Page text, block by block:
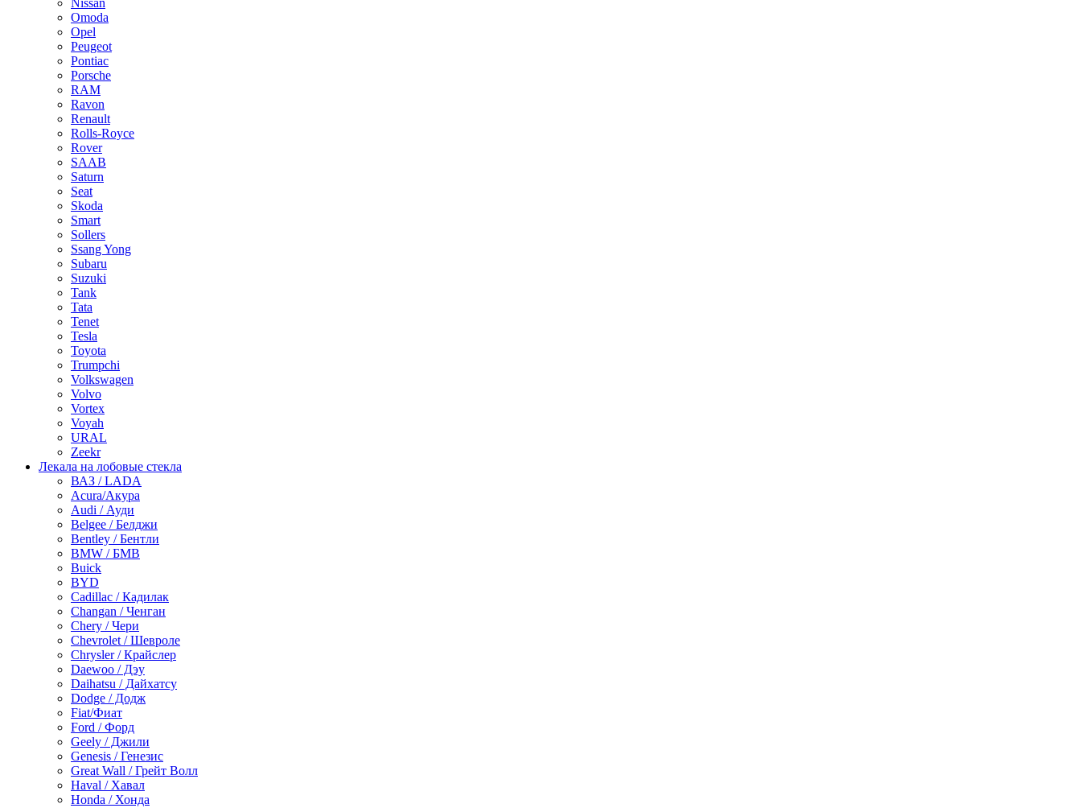
Nissan
Omoda
Opel
Peugeot
Pontiac
Porsche
RAM
Ravon
Renault
Rolls-Royce
Rover
SAAB
Saturn
Seat
Skoda
Smart
Sollers
Ssang Yong
Subaru
Suzuki
Tank
Tata
Tenet
Tesla
Toyota
Trumpchi
Volkswagen
Volvo
Vortex
Voyah
URAL
Zeekr
Лекала на лобовые стекла
ВАЗ / LADA
Acura/Акура
Audi / Ауди
Belgee / Белджи
Bentley / Бентли
BMW / БМВ
Buick
BYD
Cadillac / Кадилак
Changan / Ченган
Chery / Чери
Chevrolet / Шевроле
Chrysler / Крайслер
Daewoo / Дэу
Daihatsu / Дайхатсу
Dodge / Додж
Fiat/Фиат
Ford / Форд
Geely / Джили
Genesis / Генезис
Great Wall / Грейт Волл
Haval / Хавал
Honda / Хонда